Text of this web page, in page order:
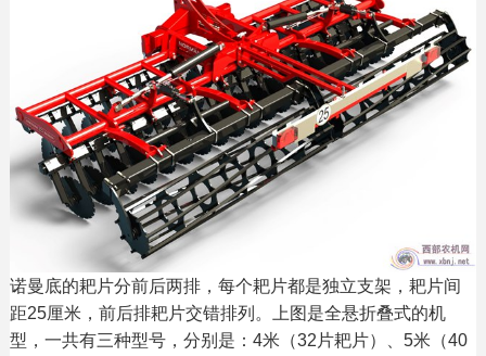
诺曼底的耙片分前后两排，每个耙片都是独立支架，耙片间
距25厘米，前后排耙片交错排列。上图是全悬折叠式的机
型，一共有三种型号，分别是：4米（32片耙片）、5米（40